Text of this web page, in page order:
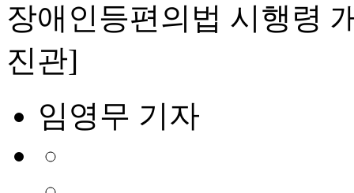
장애인등편의법 시행령
진관]
임영무 기자